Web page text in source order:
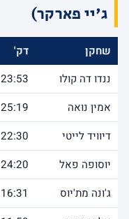
ג'יי פארקר)
שחקן דק'
ננדו דה קולו
23:53
אמין נואה
25:19
דיוויד לייטי
22:30
יוסופה פאל
24:20
ג'ונה מת'יוס
16:31